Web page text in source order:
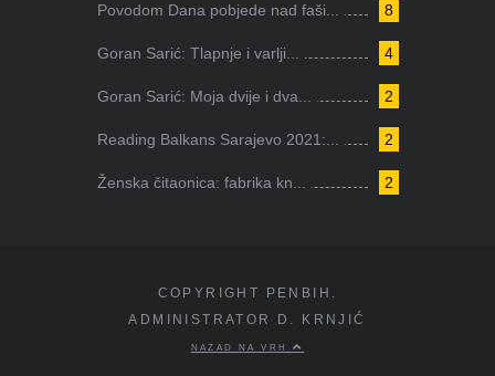
8
Povodom Dana pobjede nad faši...
4
Goran Sarić: Tlapnje i varlji...
2
Goran Sarić: Moja dvije i dva...
2
Reading Balkans Sarajevo 2021:...
2
Ženska čitaonica: fabrika kn...
COPYRIGHT PENBIH.
ADMINISTRATOR D. KRNJIĆ
NAZAD NA VRH